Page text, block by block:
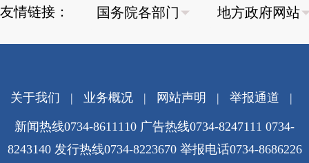
友情链接：
关于我们 | 业务概况| 网站声明 | 举报通道 |
新闻热线0734-8611110 广告热线0734-8247111 0734-
8243140 发行热线0734-8223670 举报电话0734-8686226